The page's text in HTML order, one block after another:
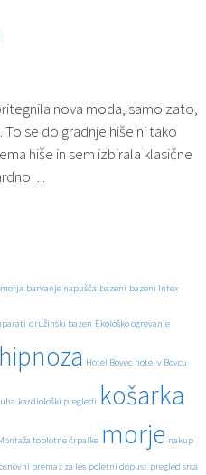
nova moda, samo zato,
se do gradnje hiše ni tako
hiše in sem izbirala klasične
barvanje napušča bazeni bazeni Intex
družinski bazen Ekološko ogrevanje
hipnoza Hotel Bovec hotel v Bovcu
kardiološki pregledi košarka
toplotne črpalke morje nakup
osnovni premaz za les poletni dopust pregled srca